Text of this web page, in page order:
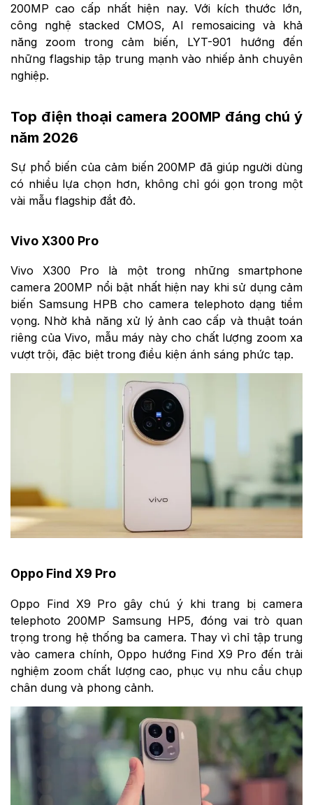
200MP cao cấp nhất hiện nay. Với kích thước lớn,
công nghệ stacked CMOS, AI remosaicing và khả
năng zoom trong cảm biến, LYT-901 hướng đến
những flagship tập trung mạnh vào nhiếp ảnh chuyên
nghiệp.
Top điện thoại camera 200MP đáng chú ý
năm 2026
Sự phổ biến của cảm biến 200MP đã giúp người dùng
có nhiều lựa chọn hơn, không chỉ gói gọn trong một
vài mẫu flagship đắt đỏ.
Vivo X300 Pro
Vivo X300 Pro là một trong những smartphone
camera 200MP nổi bật nhất hiện nay khi sử dụng cảm
biến Samsung HPB cho camera telephoto dạng tiềm
vọng. Nhờ khả năng xử lý ảnh cao cấp và thuật toán
riêng của Vivo, mẫu máy này cho chất lượng zoom xa
vượt trội, đặc biệt trong điều kiện ánh sáng phức tạp.
Oppo Find X9 Pro
Oppo Find X9 Pro gây chú ý khi trang bị camera
telephoto 200MP Samsung HP5, đóng vai trò quan
trọng trong hệ thống ba camera. Thay vì chỉ tập trung
vào camera chính, Oppo hướng Find X9 Pro đến trải
nghiệm zoom chất lượng cao, phục vụ nhu cầu chụp
chân dung và phong cảnh.